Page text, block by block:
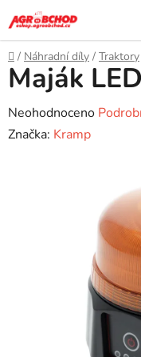
na
obsah
Domů
/ Náhradní díly / Traktory
Maják
Průměrné
hodnocení
Neohodnoceno
Značka: Kramp